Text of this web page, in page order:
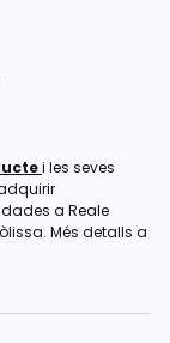
i les seves
a Reale
Més detalls a